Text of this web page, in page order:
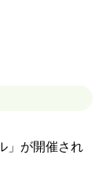
が開催され